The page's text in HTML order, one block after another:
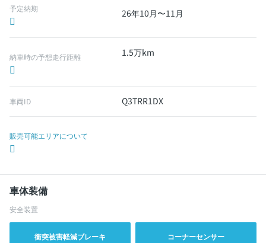
予定納期 26年10月〜11月
納車時の予想走行距離 1.5万km
車両ID Q3TRR1DX
販売可能エリアについて
車体装備
安全装置
衝突被害軽減ブレーキ コーナーセンサー